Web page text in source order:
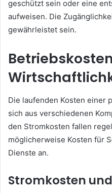
geschützt sein oder eine
aufweisen. Die
gewährleistet sein.
Die laufenden Kosten einer
sich aus verschiedenen
den Stromkosten fallen
möglicherweise Kosten für
Dienste an.
Stromkosten